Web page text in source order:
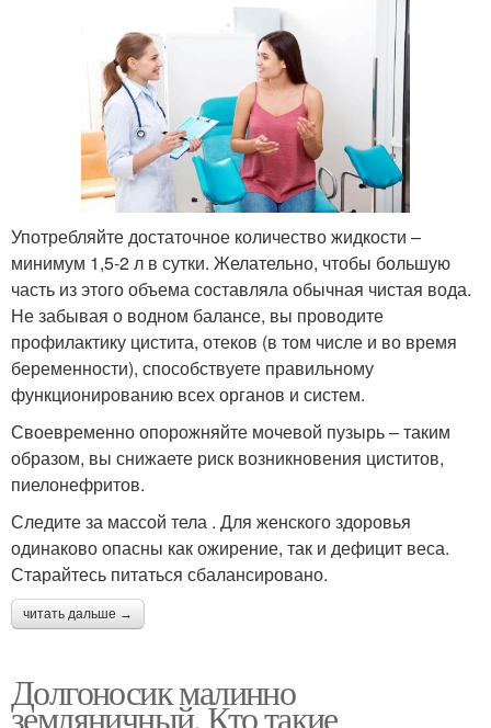
Употребляйте достаточное количество жидкости –
минимум 1,5-2 л в сутки. Желательно, чтобы большую
часть из этого объема составляла обычная чистая вода.
Не забывая о водном балансе, вы проводите
профилактику цистита, отеков (в том числе и во время
беременности), способствуете правильному
функционированию всех органов и систем.
Своевременно опорожняйте мочевой пузырь – таким
образом, вы снижаете риск возникновения циститов,
пиелонефритов.
Следите за массой тела . Для женского здоровья
одинаково опасны как ожирение, так и дефицит веса.
Старайтесь питаться сбалансировано.
читать дальше →
Долгоносик малинно
земляничный. Кто такие